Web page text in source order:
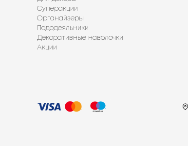
Суперакции
Органайзеры
Пододеяльники
Декоративные наволочки
Акции